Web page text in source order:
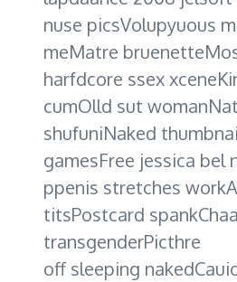
nuse picsVolupyuous
meMatre
harfdcore ssex
cumOlld sut
shufuniNaked
gamesFree jessica bel
ppenis stretches
titsPostcard
transgenderPicthre
off sleeping